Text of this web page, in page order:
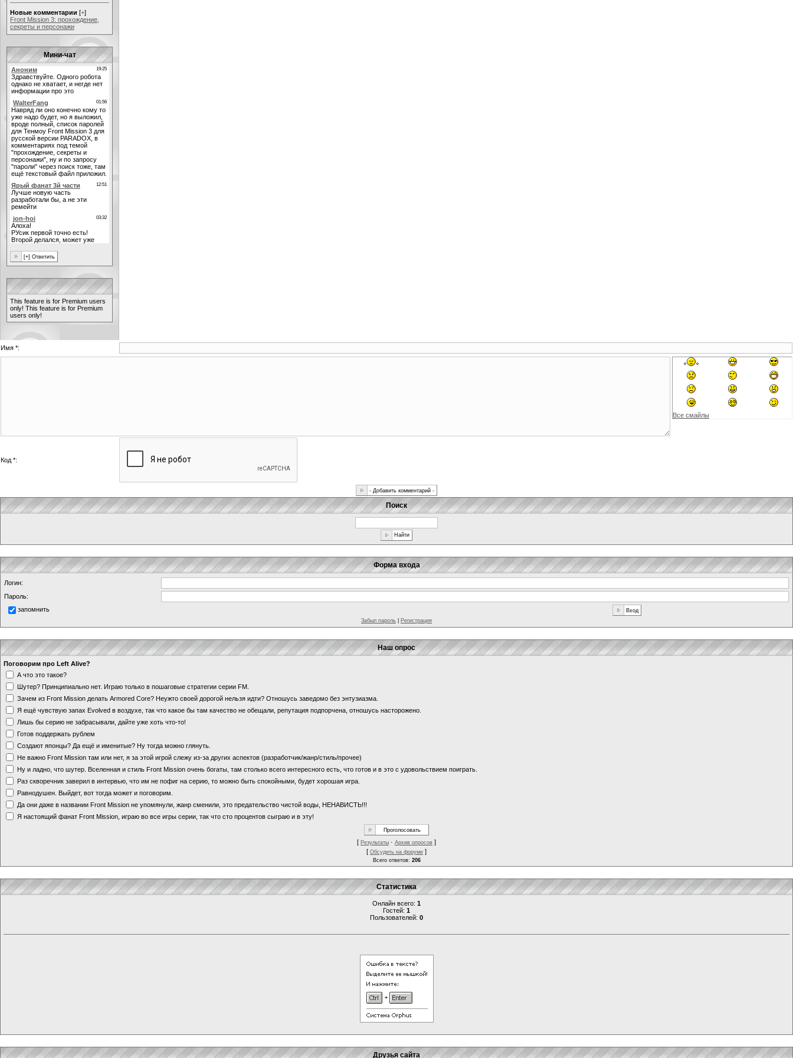
Новые комментарии [+]
Front Mission 3: прохождение,
секреты и персонажи
Мини-чат
This feature is for Premium users
only! This feature is for Premium
users only!
Имя *:
Все смайлы
Код *:
Поиск
Форма входа
Логин:
Пароль:
запомнить
Забыл пароль Регистрация
Наш опрос
Поговорим про Left Alive?
А что это такое?
Шутер? Принципиально нет. Играю только в пошаговые стратегии серии FM.
Зачем из Front Mission делать Armored Core? Неужто своей дорогой нельзя идти? Отношусь заведомо без энтузиазма.
Я ещё чувствую запах Evolved в воздухе, так что какое бы там качество не обещали, репутация подпорчена, отношусь насторожено.
Лишь бы серию не забрасывали, дайте уже хоть что-то!
Готов поддержать рублем
Создают японцы? Да ещё и именитые? Ну тогда можно глянуть.
Не важно Front Mission там или нет, я за этой игрой слежу из-за других аспектов (разработчик/жанр/стиль/прочее)
Ну и ладно, что шутер. Вселенная и стиль Front Mission очень богаты, там столько всего интересного есть, что готов и в это с удовольствием поиграть.
Раз скворечник заверил в интервью, что им не пофиг на серию, то можно быть спокойными, будет хорошая игра.
Равнодушен. Выйдет, вот тогда может и поговорим.
Да они даже в названии Front Mission не упомянули, жанр сменили, это предательство чистой воды, НЕНАВИСТЬ!!!
Я настоящий фанат Front Mission, играю во все игры серии, так что сто процентов сыграю и в эту!
[ Результаты · Архив опросов ]
[ Обсудить на форуме ]
Всего ответов: 206
Статистика
Онлайн всего: 1
Гостей: 1
Пользователей: 0
Друзья сайта